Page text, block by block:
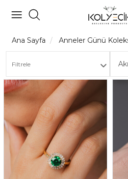
Ana Sayfa Anneler Günü
Filtrele